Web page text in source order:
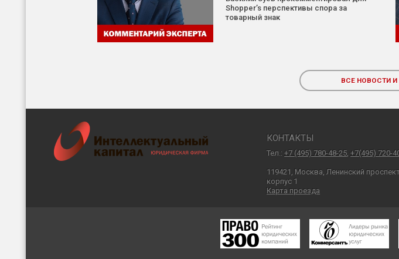
Shopper’s перспективы спора за
товарный знак
ВСЕ НОВОСТИ
КОНТАКТЫ
Тел.:+7 (495) 780-48-25 ,+7(495) 720-
119421, Москва, Ленинский
корпус 1
Карта проезда